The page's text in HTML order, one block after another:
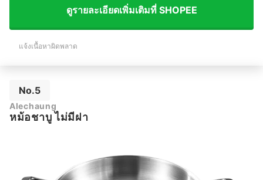
ดูรายละเอียดเพิ่มเติมที่ SHOPEE
แจ้งเนื้อหาผิดพลาด
No.5
Alechaung
หม้อชาบู ไม่มีฝา